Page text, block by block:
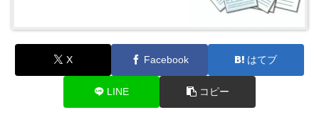
X Facebook はてブ
LINE コピー